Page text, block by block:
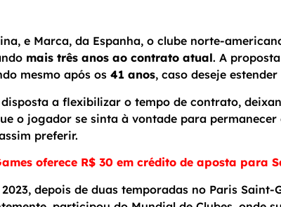
e Marca, da Espanha, o clube norte-
mais três anos ao contrato atual. A
mesmo após os 41 anos, caso deseje
a flexibilizar o tempo de contrato,
o jogador se sinta à vontade para
preferir.
oferece R$ 30 em crédito de aposta para
depois de duas temporadas no Paris